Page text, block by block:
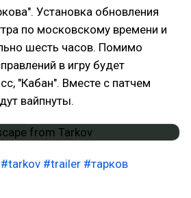
Установка обновления
по московскому времени и
шесть часов. Помимо
в игру будет
"Кабан". Вместе с патчем
вайпнуты.
#tarkov #trailer #тарков